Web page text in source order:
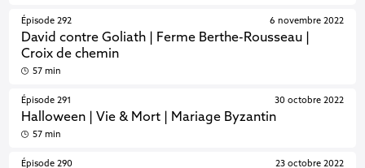
Épisode 292
David contre Goliath | Ferme Berthe-Rousseau |
Croix de chemin
6 novembre 2022
57 min
Épisode 291
Halloween | Vie & Mort | Mariage Byzantin
30 octobre 2022
57 min
Épisode 290 23 octobre 2022